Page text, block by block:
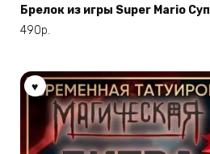
на
Брелок из игры Super Mario
490р.